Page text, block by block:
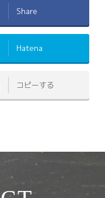
Share
Hatena
コピーする